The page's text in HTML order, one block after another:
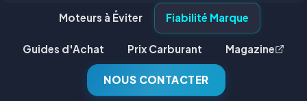
Moteurs à Éviter Fiabilité Marque
Guides d'Achat Prix Carburant Magazine
NOUS CONTACTER